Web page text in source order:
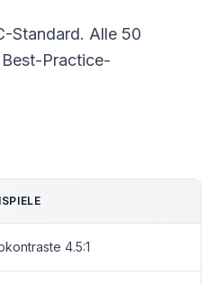
Standard. Alle 50
Practice-
4.5:1